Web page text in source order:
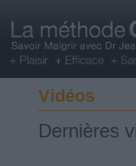
Vidéos
Dernières